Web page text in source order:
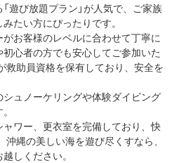
遊び放題プラン」が人気で、ご家族
たい方にぴったりです。
お客様のレベルに合わせて丁寧に
心者の方でも安心してご参加いた
救助員資格を保有しており、安全を
ュノーケリングや体験ダイビング
ワー、更衣室を完備しており、快
縄の美しい海を遊び尽くすなら、
しください。